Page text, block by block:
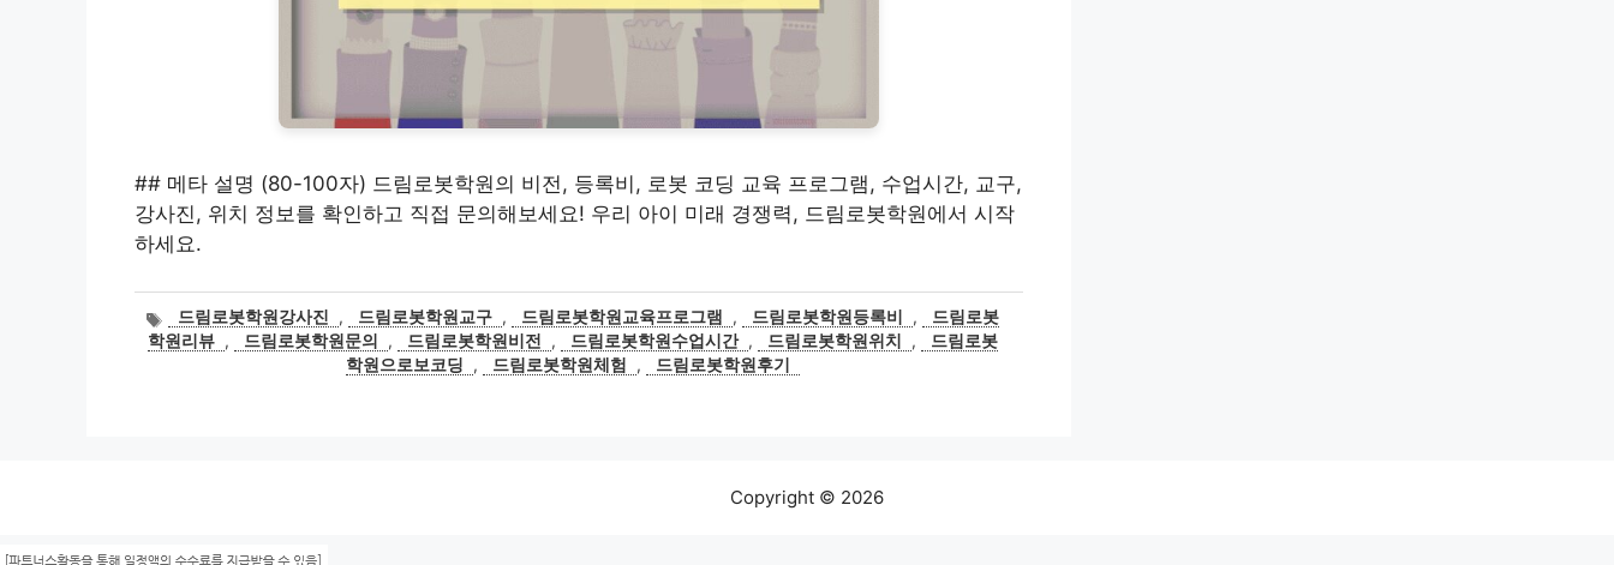
## 메타 설명 (80-100자) 드림로봇학원의 비전, 등록비, 로봇 코딩 교육 프로그램, 수업시간, 교구,
강사진, 위치 정보를 확인하고 직접 문의해보세요! 우리 아이 미래 경쟁력, 드림로봇학원에서 시작
하세요.
태
그
드림로봇학원강사진 , 드림로봇학원교구 , 드림로봇학원교육프로그램 , 드림로봇학원등록비 ,
드림로봇
학원리뷰 , 드림로봇학원문의 , 드림로봇학원비전 , 드림로봇학원수업시간 , 드림로봇학원위치 ,
드림로봇
학원으로보코딩
, 드림로봇학원체험 , 드림로봇학원후기
Copyright © 2026